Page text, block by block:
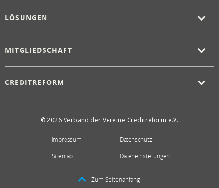
LÖSUNGEN
MITGLIEDSCHAFT
CREDITREFORM
© 2026 Verband der Vereine Creditreform e.V.
Impressum Datenschutz
Sitemap Dateneinstellungen
Zum Seitenanfang